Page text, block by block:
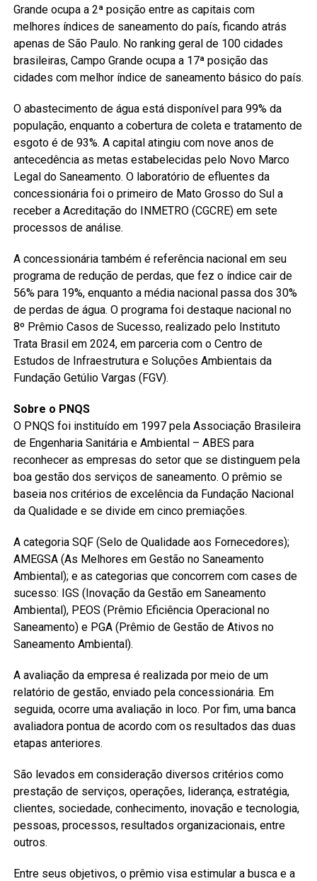
Grande ocupa a 2ª posição entre as capitais com
melhores índices de saneamento do país, ficando atrás
apenas de São Paulo. No ranking geral de 100 cidades
brasileiras, Campo Grande ocupa a 17ª posição das
cidades com melhor índice de saneamento básico do país.
O abastecimento de água está disponível para 99% da
população, enquanto a cobertura de coleta e tratamento de
esgoto é de 93%. A capital atingiu com nove anos de
antecedência as metas estabelecidas pelo Novo Marco
Legal do Saneamento. O laboratório de efluentes da
concessionária foi o primeiro de Mato Grosso do Sul a
receber a Acreditação do INMETRO (CGCRE) em sete
processos de análise.
A concessionária também é referência nacional em seu
programa de redução de perdas, que fez o índice cair de
56% para 19%, enquanto a média nacional passa dos 30%
de perdas de água. O programa foi destaque nacional no
8º Prêmio Casos de Sucesso, realizado pelo Instituto
Trata Brasil em 2024, em parceria com o Centro de
Estudos de Infraestrutura e Soluções Ambientais da
Fundação Getúlio Vargas (FGV).
Sobre o PNQS
O PNQS foi instituído em 1997 pela Associação Brasileira
de Engenharia Sanitária e Ambiental – ABES para
reconhecer as empresas do setor que se distinguem pela
boa gestão dos serviços de saneamento. O prêmio se
baseia nos critérios de excelência da Fundação Nacional
da Qualidade e se divide em cinco premiações.
A categoria SQF (Selo de Qualidade aos Fornecedores);
AMEGSA (As Melhores em Gestão no Saneamento
Ambiental); e as categorias que concorrem com cases de
sucesso: IGS (Inovação da Gestão em Saneamento
Ambiental), PEOS (Prêmio Eficiência Operacional no
Saneamento) e PGA (Prêmio de Gestão de Ativos no
Saneamento Ambiental).
A avaliação da empresa é realizada por meio de um
relatório de gestão, enviado pela concessionária. Em
seguida, ocorre uma avaliação in loco. Por fim, uma banca
avaliadora pontua de acordo com os resultados das duas
etapas anteriores.
São levados em consideração diversos critérios como
prestação de serviços, operações, liderança, estratégia,
clientes, sociedade, conhecimento, inovação e tecnologia,
pessoas, processos, resultados organizacionais, entre
outros.
Entre seus objetivos, o prêmio visa estimular a busca e a